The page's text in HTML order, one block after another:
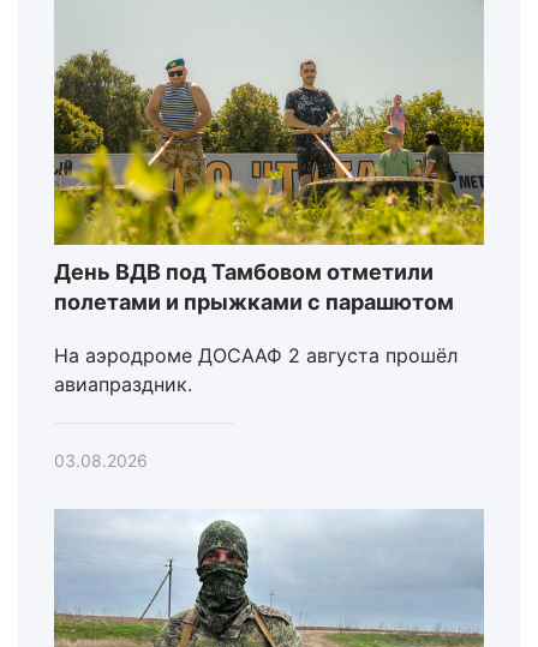
День ВДВ под Тамбовом отметили
полетами и прыжками с парашютом
На аэродроме ДОСААФ 2 августа прошёл
авиапраздник.
03.08.2026